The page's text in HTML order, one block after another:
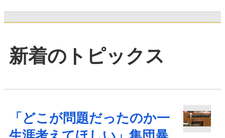
新着のトピックス
「どこが問題だったのか一